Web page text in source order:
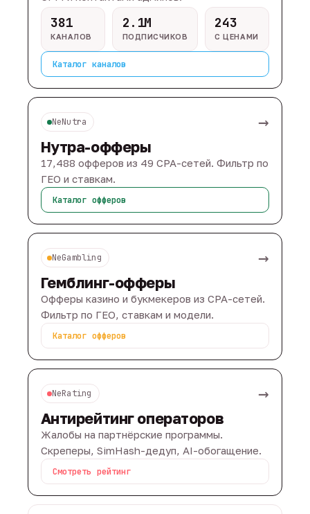
381
КАНАЛОВ
2.1M
ПОДПИСЧИКОВ
243
С ЦЕНАМИ
Каталог каналов
NeNutra →
Нутра-офферы
17,488 офферов из 49 CPA-сетей. Фильтр по
ГЕО и ставкам.
Каталог офферов
NeGambling →
Гемблинг-офферы
Офферы казино и букмекеров из CPA-сетей.
Фильтр по ГЕО, ставкам и модели.
Каталог офферов
NeRating →
Антирейтинг операторов
Жалобы на партнёрские программы.
Скреперы, SimHash-дедуп, AI-обогащение.
Смотреть рейтинг